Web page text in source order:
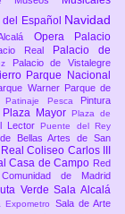
del Español Navidad
Opera
Palacio
Real
Palacio de
Palacio de Vistalegre
Parque Nacional
Warner Parque de
Patinaje Pesca Pintura
Plaza Mayor
Plaza de
LectorPuente del Rey
Bellas Artes de San
Real Coliseo Carlos III
Casa de Campo Red
de Madrid
VerdeSala Alcalá
Expometro Sala de Arte